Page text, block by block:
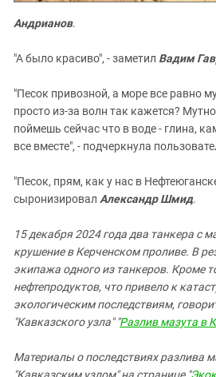
Андрианов.
"А было красиво", - заметил Вадим
"Песок привозной, а море все равно
просто из-за волн так кажется?
поймешь сейчас что в воде - глина,
все вместе", - подчеркнула
"Песок, прям, как у нас в
сыронизировал Александр Шмид.
15 декабря 2024 года два танкера с
крушение в Керченском проливе. В
экипажа одного из танкеров. Кроме
нефтепродуктов, что привело к
экологическим последствиям,
"Кавказского узла" "Разлив мазута в
Материалы о последствиях разлива